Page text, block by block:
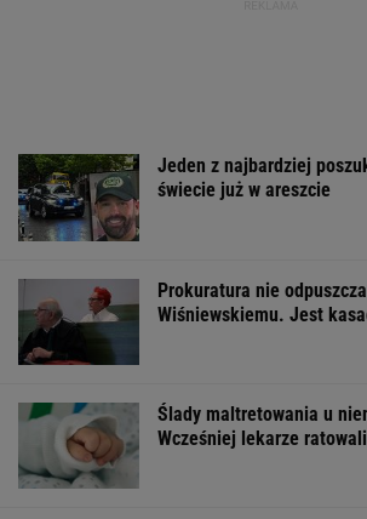
Jeden z najbardziej
świecie już w areszcie
Prokuratura nie
Wiśniewskiemu. Jest
Ślady maltretowania u
Wcześniej lekarze